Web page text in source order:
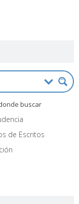
buscar
de Escritos